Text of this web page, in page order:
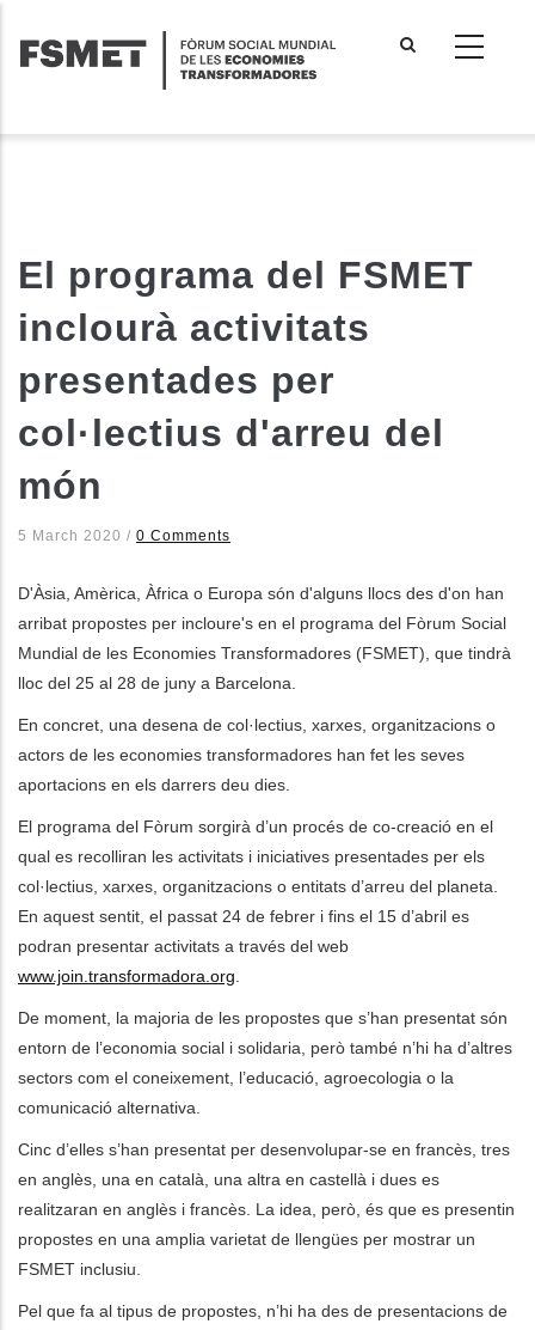
contingut
accions addicionals
El programa del FSMET
inclourà activitats
presentades per
col·lectius d'arreu del
món
5 March 2020 / 0 Comments
D'Àsia, Amèrica, Àfrica o Europa són d'alguns llocs des d'on han
arribat propostes per incloure's en el programa del Fòrum Social
Mundial de les Economies Transformadores (FSMET), que tindrà
lloc del 25 al 28 de juny a Barcelona.
En concret, una desena de col·lectius, xarxes, organitzacions o
actors de les economies transformadores han fet les seves
aportacions en els darrers deu dies.
El programa del Fòrum sorgirà d’un procés de co-creació en el
qual es recolliran les activitats i iniciatives presentades per els
col·lectius, xarxes, organitzacions o entitats d’arreu del planeta.
En aquest sentit, el passat 24 de febrer i fins el 15 d’abril es
podran presentar activitats a través del web
www.join.transformadora.org
De moment, la majoria de les propostes que s’han presentat són
entorn de l’economia social i solidaria, però també n’hi ha d’altres
sectors com el coneixement, l’educació, agroecologia o la
comunicació alternativa.
Cinc d’elles s’han presentat per desenvolupar-se en francès, tres
en anglès, una en català, una altra en castellà i dues es
realitzaran en anglès i francès. La idea, però, és que es presentin
propostes en una amplia varietat de llengües per mostrar un
FSMET inclusiu.
Pel que fa al tipus de propostes, n’hi ha des de presentacions de